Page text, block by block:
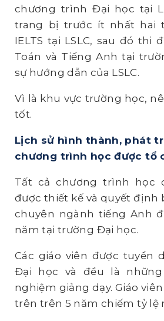
chương trình Đại học tại
trang bị trước ít nhất hai
IELTS tại LSLC, sau đó thi
Toán và Tiếng Anh tại
sự hướng dẫn của LSLC.
Vì là khu vực trường học,
tốt.
Lịch sử hình thành, phát
chương trình học được tổ
Tất cả chương trình học
được thiết kế và quyết định
chuyên ngành tiếng Anh
năm tại trường Đại học.
Các giáo viên được tuyển
Đại học và đều là
nghiệm giảng dạy. Giáo
trên trên 5 năm chiếm tỷ lệ